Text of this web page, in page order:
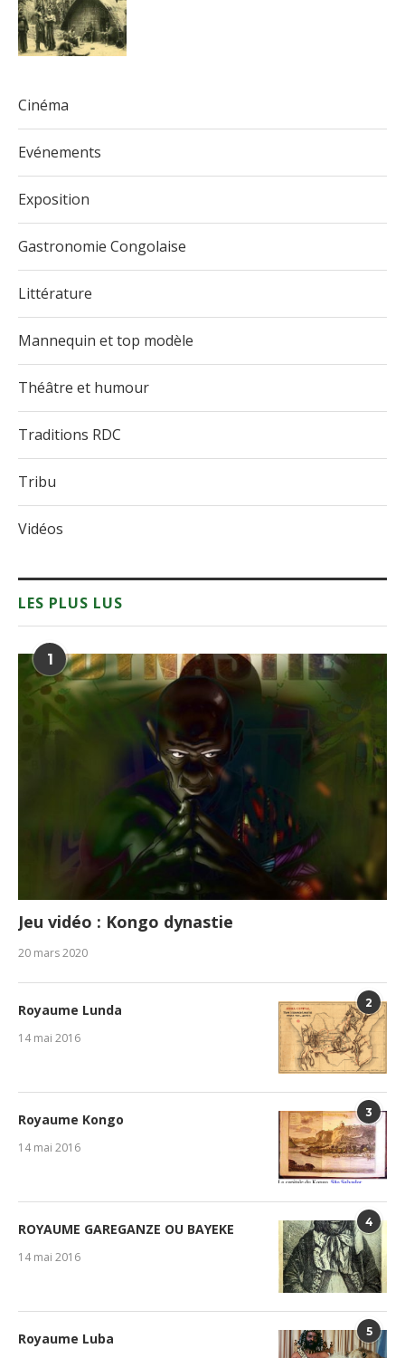
Cinéma
Evénements
Exposition
Gastronomie Congolaise
Littérature
Mannequin et top modèle
Théâtre et humour
Traditions RDC
Tribu
Vidéos
LES PLUS LUS
1
Jeu vidéo : Kongo dynastie
20 mars 2020
2
Royaume Lunda
14 mai 2016
3
Royaume Kongo
14 mai 2016
4
ROYAUME GAREGANZE OU BAYEKE
14 mai 2016
5
Royaume Luba